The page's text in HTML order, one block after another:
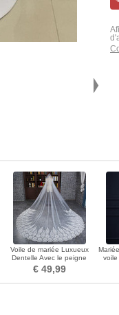
Voile de mariée Luxueux
Dentelle Avec le peigne
blanc Super long
€ 49,99
voile